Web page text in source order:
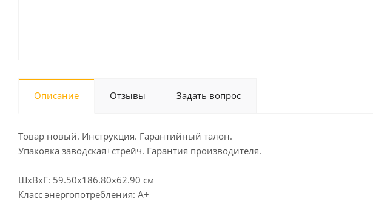
Описание Отзывы Задать вопрос
Товар новый. Инструкция. Гарантийный талон.
Упаковка заводская+стрейч. Гарантия производителя.
ШхВхГ: 59.50х186.80х62.90 см
Класс энергопотребления: A+